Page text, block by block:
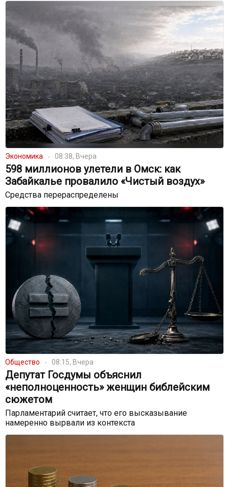
Экономика 08:38, Вчера
598 миллионов улетели в Омск: как
Забайкалье провалило «Чистый воздух»
Средства перераспределены
Общество 08:15, Вчера
Депутат Госдумы объяснил
«неполноценность» женщин библейским
сюжетом
Парламентарий считает, что его высказывание
намеренно вырвали из контекста